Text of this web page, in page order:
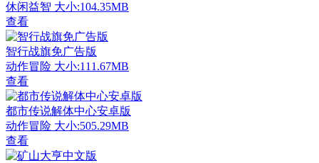
休闲益智 大小:104.35MB
查看
智行战旗免广告版
动作冒险 大小:111.67MB
查看
都市传说解体中心安卓版
动作冒险 大小:505.29MB
查看